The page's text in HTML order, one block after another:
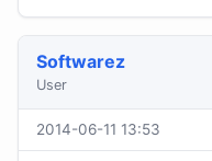
Softwarez
User
2014-06-11 13:53